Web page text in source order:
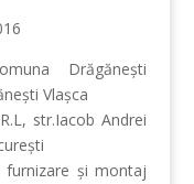
Drăgăneşti
Vlaşca
str.Iacob Andrei
furnizare şi montaj